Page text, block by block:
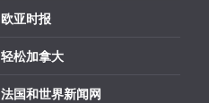
欧亚时报
轻松加拿大
法国和世界新闻网